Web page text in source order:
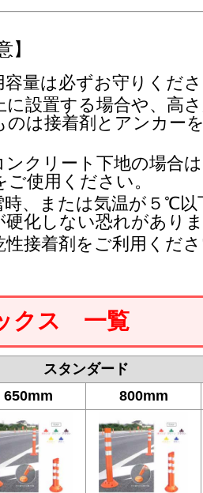
】
容量は必ずお守りくだ
に設置する場合や、高
のは接着剤とアンカー
ンクリート下地の場合
ご使用ください。
時、または気温が５℃以
硬化しない恐れがあり
性接着剤をご利用くだ
クス 一覧
スタンダード
650mm 800mm